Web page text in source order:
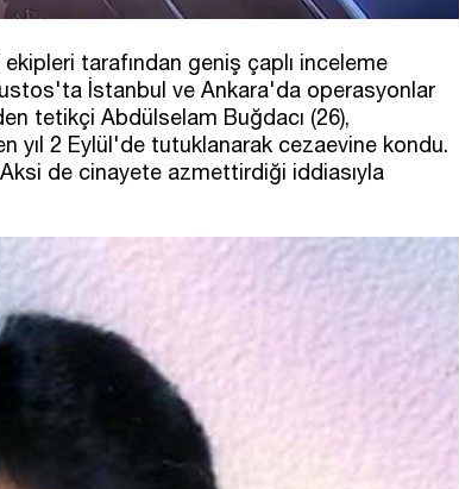
tarafından geniş çaplı inceleme
İstanbul ve Ankara'da operasyonlar
tetikçi Abdülselam Buğdacı (26),
yıl 2 Eylül'de tutuklanarak cezaevine kondu.
Aksi de cinayete azmettirdiği iddiasıyla